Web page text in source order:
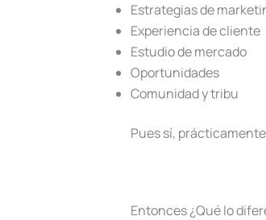
Estrategias de
Experiencia de cliente
Estudio de mercado
Oportunidades
Comunidad y tribu
Pues sí,
Entonces ¿Qué lo